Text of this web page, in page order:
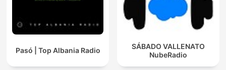
Pasó | Top Albania Radio
SÁBADO VALLENATO
NubeRadio